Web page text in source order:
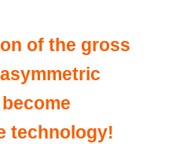
of the gross
technology!